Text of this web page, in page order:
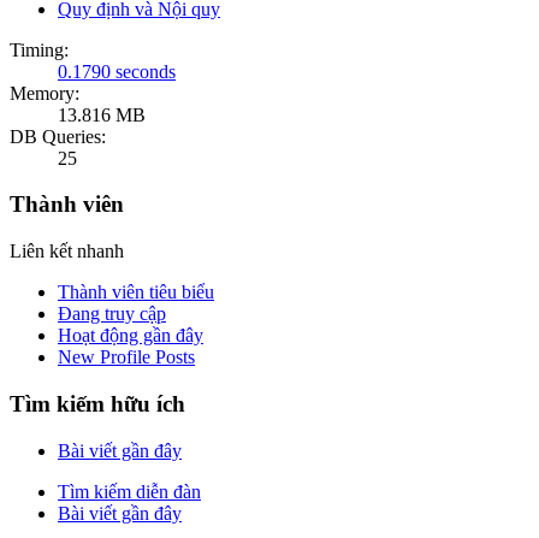
Quy định và Nội quy
Timing:
0.1790 seconds
Memory:
13.816 MB
DB Queries:
25
Thành viên
Liên kết nhanh
Thành viên tiêu biểu
Đang truy cập
Hoạt động gần đây
New Profile Posts
Tìm kiếm hữu ích
Bài viết gần đây
Tìm kiếm diễn đàn
Bài viết gần đây